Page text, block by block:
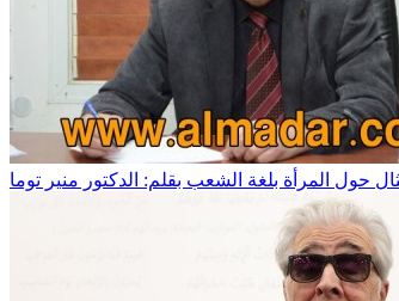
حول المرأة بلغة الشعب بقلم: الدكتور منير توما